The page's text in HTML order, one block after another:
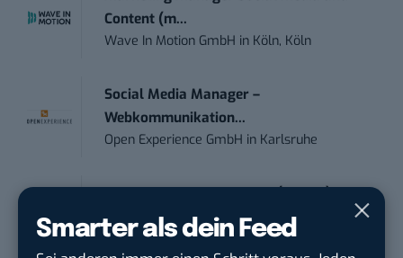
Smarter als dein Feed
Content (m...
Wave In Motion GmbH in Köln, Köln
Social Media Manager –
Webkommunikation...
Open Experience GmbH in Karlsruhe
Editorial Prompt Engineer (m/w/d)
Motor Presse Verlagsgesellschaft mbH
Stuttgart